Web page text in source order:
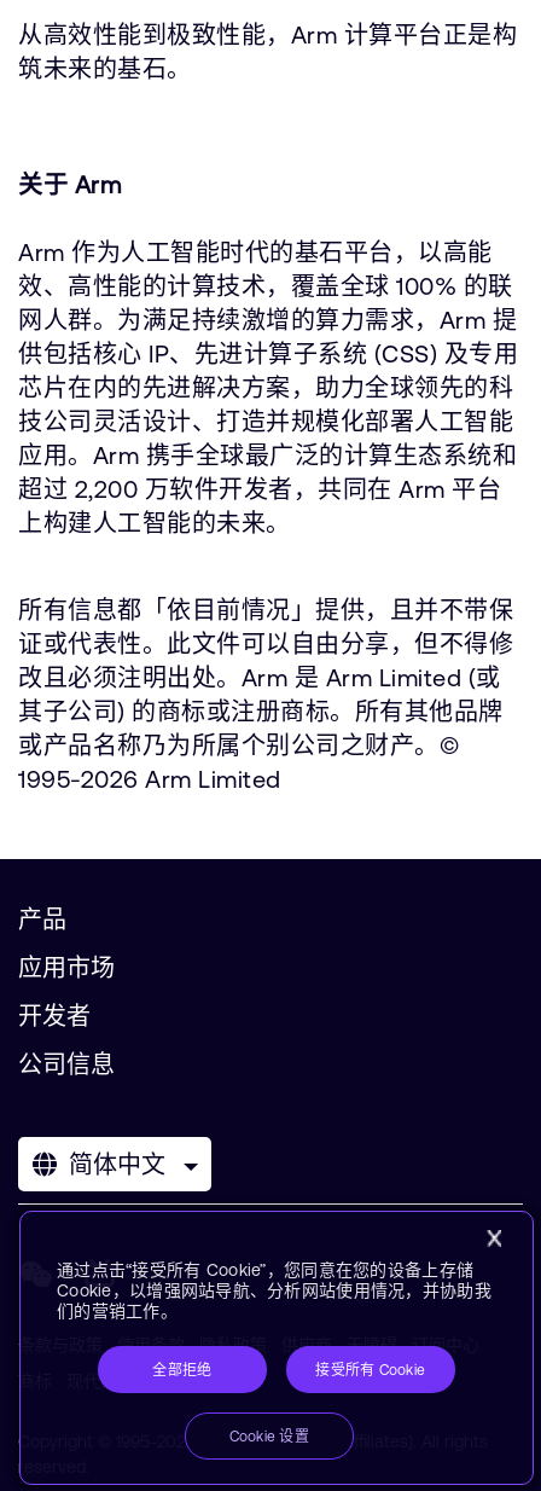
从高效性能到极致性能，Arm 计算平台正是构
筑未来的基石。
关于 Arm
Arm 作为人工智能时代的基石平台，以高能
效、高性能的计算技术，覆盖全球 100% 的联
网人群。为满足持续激增的算力需求，Arm 提
供包括核心 IP、先进计算子系统 (CSS) 及专用
芯片在内的先进解决方案，助力全球领先的科
技公司灵活设计、打造并规模化部署人工智能
应用。Arm 携手全球最广泛的计算生态系统和
超过 2,200 万软件开发者，共同在 Arm 平台
上构建人工智能的未来。
所有信息都「依目前情况」提供，且并不带保
证或代表性。此文件可以自由分享，但不得修
改且必须注明出处。Arm 是 Arm Limited (或
其子公司) 的商标或注册商标。所有其他品牌
或产品名称乃为所属个别公司之财产。©
1995-2026 Arm Limited
产品
应用市场
开发者
公司信息
简体中文
条款与政策 使用条款 隐私政策 供应商 无障碍
订阅中心
现代奴役声明 术语表
Copyright © 1995-2026 Arm Limited (or its affiliates). All rights
reserved.
通过点击“接受所有 Cookie”，您同意在您的设备上存储
Cookie，以增强网站导航、分析网站使用情况，并协助我
们的营销工作。
全部拒绝 接受所有 Cookie
Cookie 设置